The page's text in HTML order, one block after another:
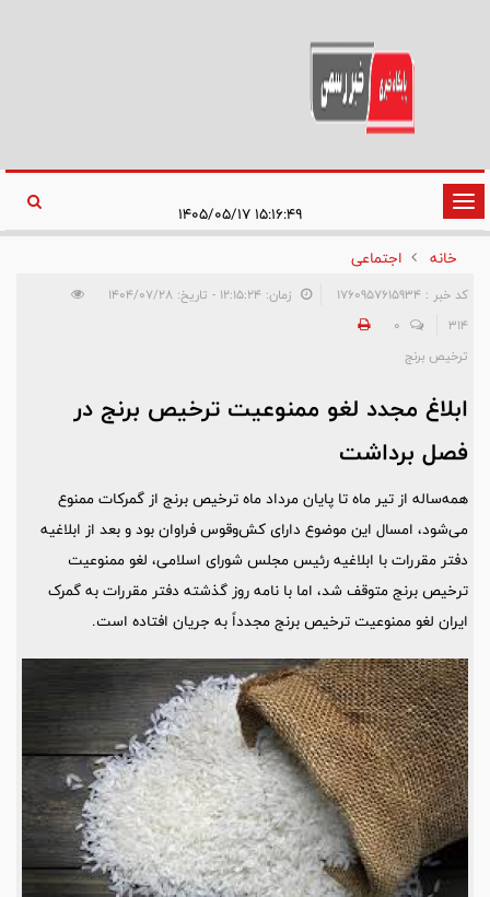
تغییر
وضعیت
ناوبری
خانه
اجتماعی
کد خبر : 1760957615934
زمان: ۱۲:۱۵:۲۴ - تاریخ: ۱۴۰۴/۰۷/۲۸
314
0
ترخیص برنج
ابلاغ مجدد لغو ممنوعیت ترخیص برنج در
فصل برداشت
همه‌ساله از تیر ماه تا پایان مرداد ماه ترخیص برنج از گمرکات ممنوع
می‌شود، امسال این موضوع دارای کش‌وقوس فراوان بود و بعد از ابلاغیه
دفتر مقررات با ابلاغیه رئیس مجلس شورای اسلامی، لغو ممنوعیت
ترخیص برنج متوقف شد، اما با نامه روز گذشته دفتر مقررات به گمرک
ایران لغو ممنوعیت ترخیص برنج مجدداً به جریان افتاده است.